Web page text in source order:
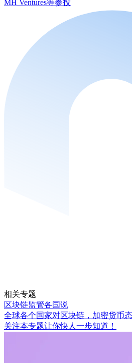
MH Ventures等参投
相关专题
区块链监管各国说
全球各个国家对区块链，加密货币
关注本专题让你快人一步知道！